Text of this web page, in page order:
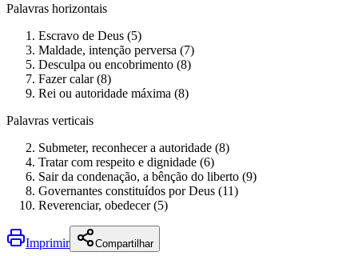
Palavras horizontais
Escravo de Deus (5)
Maldade, intenção perversa (7)
Desculpa ou encobrimento (8)
Fazer calar (8)
Rei ou autoridade máxima (8)
Palavras verticais
Submeter, reconhecer a autoridade (8)
Tratar com respeito e dignidade (6)
Sair da condenação, a bênção do liberto (9)
Governantes constituídos por Deus (11)
Reverenciar, obedecer (5)
Imprimir Compartilhar